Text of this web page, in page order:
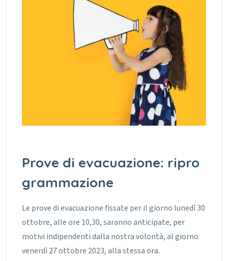
Prove di evacuazione: ripro
grammazione
Le prove di evacuazione fissate per il giorno lunedì 30
ottobre, alle ore 10,30, saranno anticipate, per
motivi indipendenti dalla nostra volontà, al giorno
venerdì 27 ottobre 2023, alla stessa ora.